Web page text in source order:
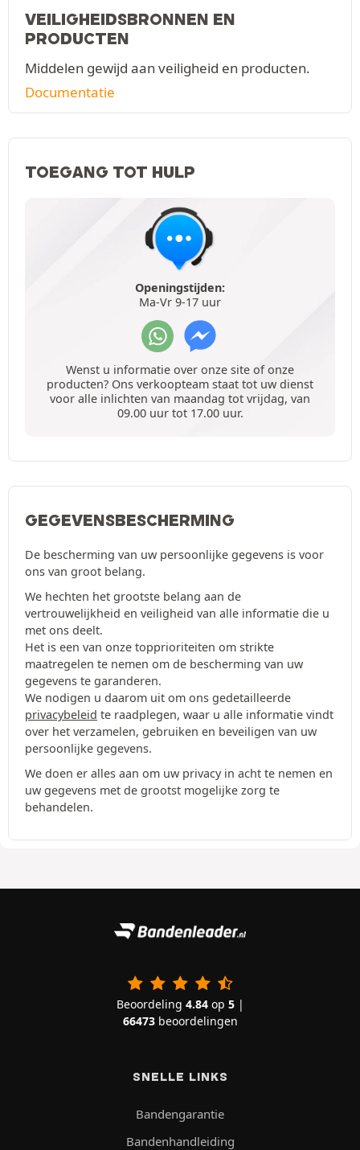
VEILIGHEIDSBRONNEN EN
PRODUCTEN
Middelen gewijd aan veiligheid en producten.
Documentatie
TOEGANG TOT HULP
Openingstijden:
Ma-Vr 9-17 uur
Wenst u informatie over onze site of onze
producten? Ons verkoopteam staat tot uw dienst
voor alle inlichten van maandag tot vrijdag, van
09.00 uur tot 17.00 uur.
GEGEVENSBESCHERMING
De bescherming van uw persoonlijke gegevens is voor
ons van groot belang.
We hechten het grootste belang aan de
vertrouwelijkheid en veiligheid van alle informatie die u
met ons deelt.
Het is een van onze topprioriteiten om strikte
maatregelen te nemen om de bescherming van uw
gegevens te garanderen.
We nodigen u daarom uit om ons gedetailleerde
privacybeleid te raadplegen, waar u alle informatie vindt
over het verzamelen, gebruiken en beveiligen van uw
persoonlijke gegevens.
We doen er alles aan om uw privacy in acht te nemen en
uw gegevens met de grootst mogelijke zorg te
behandelen.
Beoordeling 4.84op 5|
66473beoordelingen
SNELLE LINKS
Bandengarantie
Bandenhandleiding